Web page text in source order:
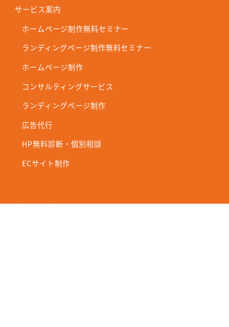
サービス案内
ホームページ制作無料セミナー
ランディングページ制作無料セミナー
ホームページ制作
コンサルティングサービス
ランディングページ制作
広告代行
HP無料診断・個別相談
ECサイト制作
初めての方へ